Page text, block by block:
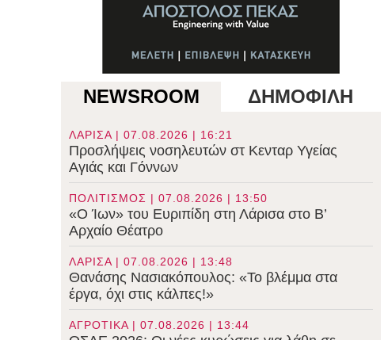
NEWSROOM ΔΗΜΟΦΙΛΗ
ΛΑΡΙΣΑ | 07.08.2026 | 16:21
Προσλήψεις νοσηλευτών στ Κενταρ Υγείας
Αγιάς και Γόννων
ΠΟΛΙΤΙΣΜΟΣ | 07.08.2026 | 13:50
«Ο Ίων» του Ευριπίδη στη Λάρισα στο B’
Αρχαίο Θέατρο
ΛΑΡΙΣΑ | 07.08.2026 | 13:48
Θανάσης Νασιακόπουλος: «Το βλέμμα στα
έργα, όχι στις κάλπες!»
ΑΓΡΟΤΙΚΑ | 07.08.2026 | 13:44